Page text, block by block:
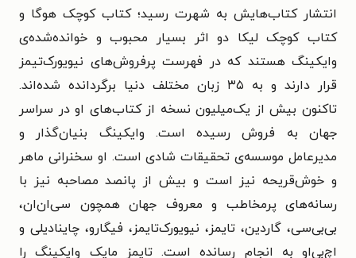
انتشار کتاب‌هایش به شهرت رسید؛ کتاب کوچک هوگا و
کتاب کوچک لیکا دو اثر بسیار محبوب و خوانده‌شده‌ی
وایکینگ هستند که در فهرست پرفروش‌های نیویورک‌تیمز
قرار دارند و به ۳۵ زبان مختلف دنیا برگردانده شده‌اند.
تاکنون بیش از یک‌میلیون نسخه از کتاب‌های او در سراسر
جهان به‌ فروش رسیده‌ است. وایکینگ بنیان‌گذار و
مدیرعامل موسسه‌ی تحقیقات شادی است. او سخنرانی ماهر
و خوش‌قریحه نیز است و بیش از پانصد مصاحبه نیز با
رسانه‌های پرمخاطب و معروف جهان همچون سی‌‌ان‌ان،
بی‌بی‌سی، گاردین، تایمز، نیویورک‌تایمز، فیگارو، چاینادیلی و
اچ‌بی‌او به انجام رسانده است. تایمز مایک وایکینگ را